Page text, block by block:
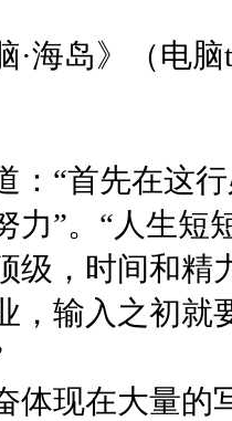
·海岛》（电
：“首先在这
力”。“人生短
级，时间和精
，输入之初就
体现在大量